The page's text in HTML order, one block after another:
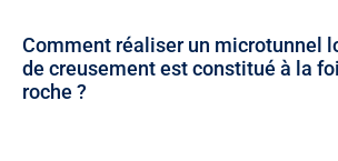
Comment réaliser un microtunnel
de creusement est constitué à la
roche ?